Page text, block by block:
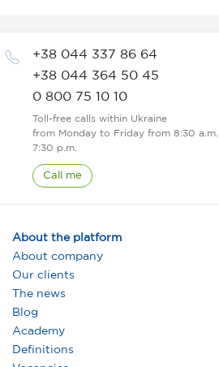
+38 044 337 86 64
+38 044 364 50 45
0 800 75 10 10
Toll-free calls within Ukraine
from Monday to Friday from 8:30
7:30 p.m.
Call me
About the platform
About company
Our clients
The news
Blog
Academy
Definitions